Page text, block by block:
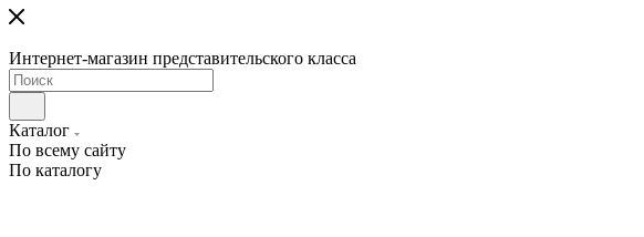
Интернет-магазин представительского класса
Каталог
По всему сайту
По каталогу